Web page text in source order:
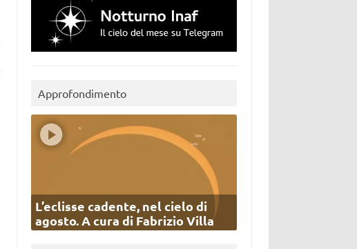
Approfondimento
L’eclisse cadente, nel cielo di
agosto. A cura di Fabrizio Villa